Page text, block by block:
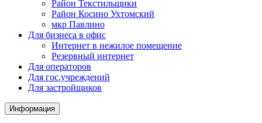
Район Текстильщики
Район Косино Ухтомский
мкр Павлино
Для бизнеса в офис
Интернет в нежилое помещение
Резервный интернет
Для операторов
Для гос.учреждений
Для застройщиков
Информация